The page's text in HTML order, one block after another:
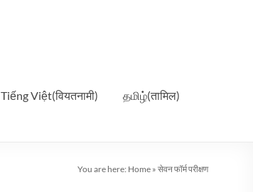
Tiếng Việt(वियतनामी)
தமிழ்(तामिल)
You are here: Home » सेवन फॉर्म परीक्षण